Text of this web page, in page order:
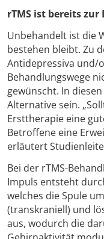
rTMS ist bereits
Unbehandelt ist die
bestehen bleibt. Zu
Antidepressiva und/
Behandlungswege
gewünscht. In
Alternative sein.
Ersttherapie eine
Betroffene eine
erläutert
Bei der rTMS-
Impuls entsteht
welches die Spule
(transkraniell) und
aus, wodurch die